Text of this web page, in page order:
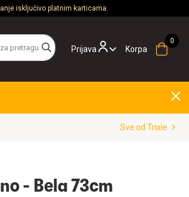
isključivo platnim karticama.
Prijava Korpa
Sve od Trixie
- Bela 73cm